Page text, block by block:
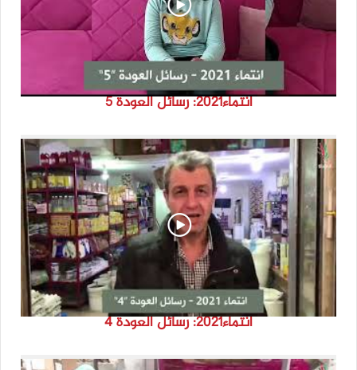
انتماء2021: رسائل العودة 5
انتماء2021: رسائل العودة 4